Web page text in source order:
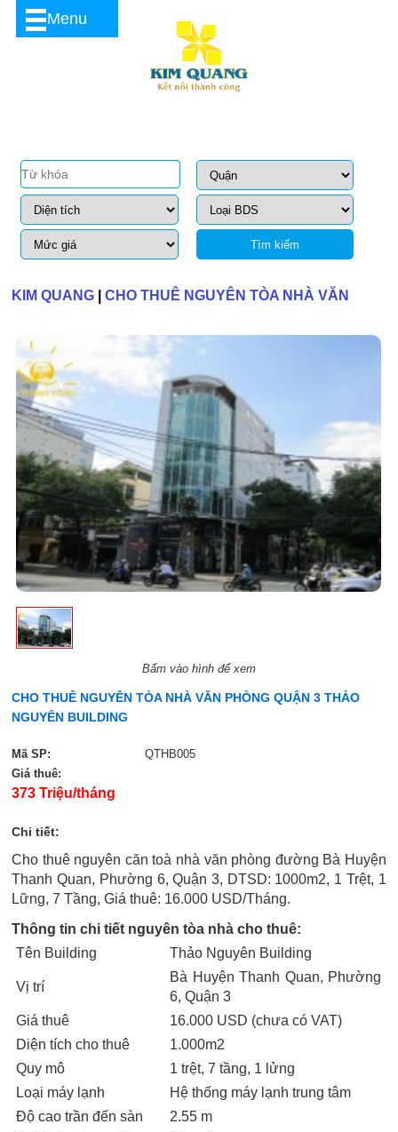
Tìm kiếm
KIM QUANG |CHO THUÊ NGUYÊN TÒA NHÀ VĂN
PHÒNG QUẬN 3 THẢO NGUYÊN BUILDING
Bấm vào hình để xem
CHO THUÊ NGUYÊN TÒA NHÀ VĂN PHÒNG QUẬN 3 THẢO
NGUYÊN BUILDING
Mã SP:
QTHB005
Giá thuê:
373 Triệu/tháng
Chi tiết:
Cho thuê nguyên căn toà nhà văn phòng đường Bà Huyện
Thanh Quan, Phường 6, Quận 3, DTSD: 1000m2, 1 Trệt, 1
Lững, 7 Tầng, Giá thuê: 16.000 USD/Tháng.
Thông tin chi tiết nguyên tòa nhà cho thuê:
Tên Building
Thảo Nguyên Building
Vị trí
Bà Huyện Thanh Quan, Phường
6, Quận 3
Giá thuê
16.000 USD (chưa có VAT)
Diện tích cho thuê
1.000m2
Quy mô
1 trệt, 7 tầng, 1 lửng
Loại máy lạnh
Hệ thống máy lạnh trung tâm
Độ cao trần đến sàn
2.55 m
Menu